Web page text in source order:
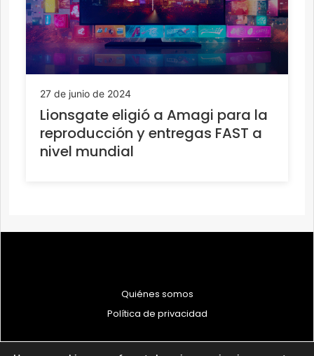
27 de junio de 2024
Lionsgate eligió a Amagi para la
reproducción y entregas FAST a
nivel mundial
Quiénes somos
Política de privacidad